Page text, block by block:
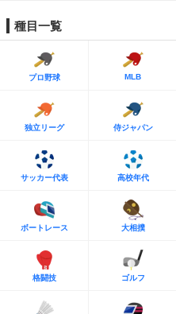
種目一覧
プロ野球 MLB
独立リーグ 侍ジャパン
サッカー代表 高校年代
ボートレース 大相撲
格闘技 ゴルフ